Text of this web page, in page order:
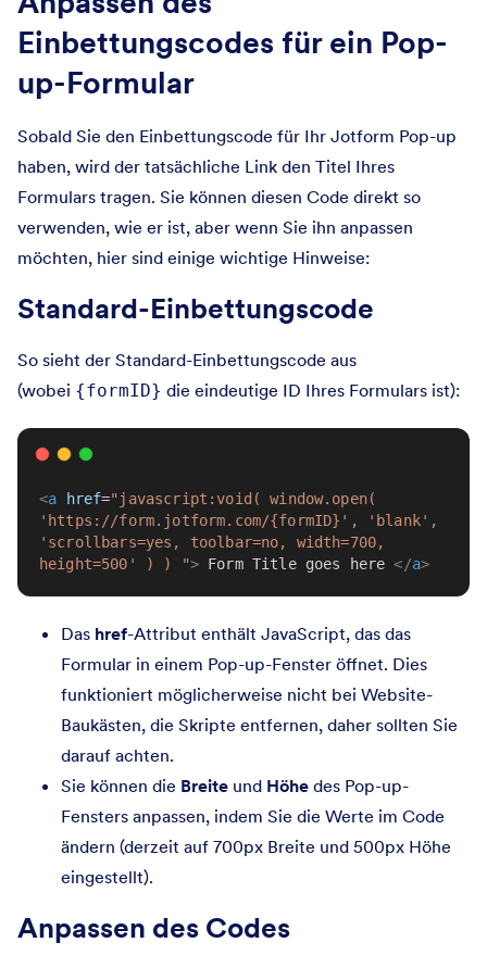
Einbettungscodes für ein Pop-
up-Formular
Sobald Sie den Einbettungscode für Ihr Jotform Pop-up
haben, wird der tatsächliche Link den Titel Ihres
Formulars tragen. Sie können diesen Code direkt so
verwenden, wie er ist, aber wenn Sie ihn anpassen
möchten, hier sind einige wichtige Hinweise:
Standard-Einbettungscode
So sieht der Standard-Einbettungscode aus
(wobei {formID} die eindeutige ID Ihres Formulars ist):
<a href="javascript:void( window.open(
'https://form.jotform.com/{formID}', 'blank',
'scrollbars=yes, toolbar=no, width=700,
height=500' ) ) "> Form Title goes here </a>
Das href-Attribut enthält JavaScript, das das
Formular in einem Pop-up-Fenster öffnet. Dies
funktioniert möglicherweise nicht bei Website-
Baukästen, die Skripte entfernen, daher sollten Sie
darauf achten.
Sie können die Breite und Höhe des Pop-up-
Fensters anpassen, indem Sie die Werte im Code
ändern (derzeit auf 700px Breite und 500px Höhe
eingestellt).
Anpassen des Codes